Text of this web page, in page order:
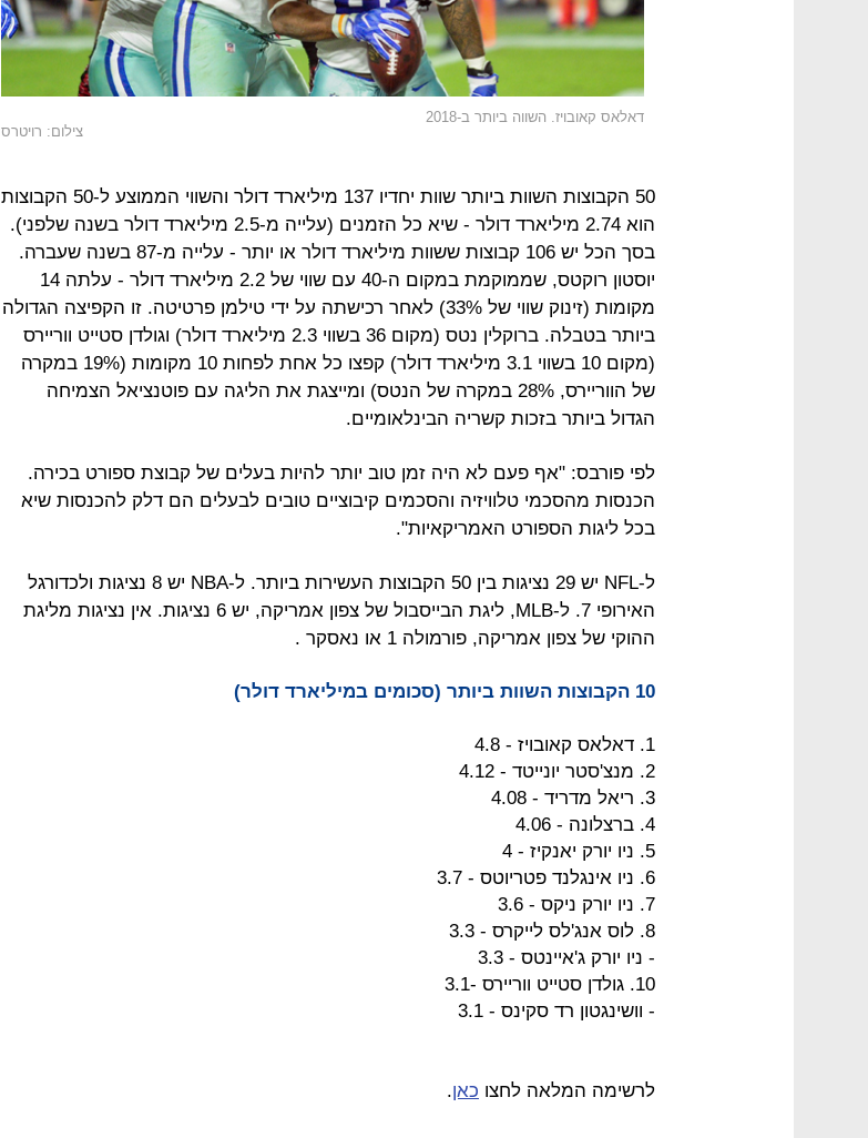
דאלאס קאובויז. השווה ביותר ב-2018
צילום: רויטרס
50 הקבוצות השוות ביותר שוות יחדיו 137 מיליארד דולר והשווי הממוצע ל-50 הקבוצות
הוא 2.74 מיליארד דולר - שיא כל הזמנים (עלייה מ-2.5 מיליארד דולר בשנה שלפני).
בסך הכל יש 106 קבוצות ששוות מיליארד דולר או יותר - עלייה מ-87 בשנה שעברה.
יוסטון רוקטס, שממוקמת במקום ה-40 עם שווי של 2.2 מיליארד דולר - עלתה 14
מקומות (זינוק שווי של 33%) לאחר רכישתה על ידי טילמן פרטיטה. זו הקפיצה הגדולה
ביותר בטבלה. ברוקלין נטס (מקום 36 בשווי 2.3 מיליארד דולר) וגולדן סטייט ווריירס
(מקום 10 בשווי 3.1 מיליארד דולר) קפצו כל אחת לפחות 10 מקומות (19% במקרה
של הווריירס, 28% במקרה של הנטס) ומייצגת את הליגה עם פוטנציאל הצמיחה
הגדול ביותר בזכות קשריה הבינלאומיים.
לפי פורבס: "אף פעם לא היה זמן טוב יותר להיות בעלים של קבוצת ספורט בכירה.
הכנסות מהסכמי טלוויזיה והסכמים קיבוציים טובים לבעלים הם דלק להכנסות שיא
בכל ליגות הספורט האמריקאיות".
ל-NFL יש 29 נציגות בין 50 הקבוצות העשירות ביותר. ל-NBA יש 8 נציגות ולכדורגל
האירופי 7. ל-MLB, ליגת הבייסבול של צפון אמריקה, יש 6 נציגות. אין נציגות מליגת
ההוקי של צפון אמריקה, פורמולה 1 או נאסקר .
10 הקבוצות השוות ביותר (סכומים במיליארד דולר)
1. דאלאס קאובויז - 4.8
2. מנצ'סטר יונייטד - 4.12
3. ריאל מדריד - 4.08
4. ברצלונה - 4.06
5. ניו יורק יאנקיז - 4
6. ניו אינגלנד פטריוטס - 3.7
7. ניו יורק ניקס - 3.6
8. לוס אנג'לס לייקרס - 3.3
- ניו יורק ג'איינטס - 3.3
10. גולדן סטייט ווריירס -3.1
- וושינגטון רד סקינס - 3.1
לרשימה המלאה לחצו כאן.